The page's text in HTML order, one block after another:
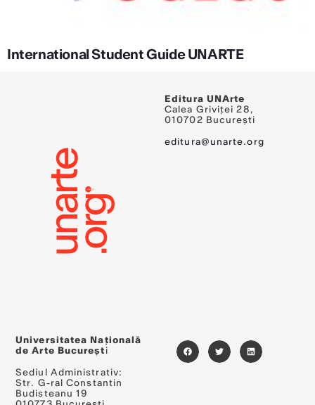
International Student Guide UNARTE
Editura UNArte
Calea Griviței 28,
010702 București
editura@unarte.org
Universitatea Națională
de Arte Bucureșt i
Sediul Administrativ:
Str. G-ral Constantin
Budisteanu 19